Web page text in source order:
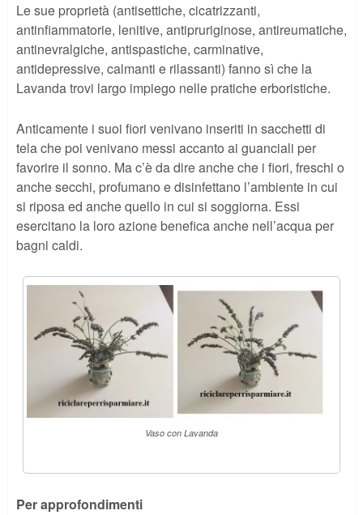
Le sue proprietà (antisettiche, cicatrizzanti,
antinfiammatorie, lenitive, antipruriginose, antireumatiche,
antinevralgiche, antispastiche, carminative,
antidepressive, calmanti e rilassanti) fanno sì che la
Lavanda trovi largo impiego nelle pratiche erboristiche.
Anticamente i suoi fiori venivano inseriti in sacchetti di
tela che poi venivano messi accanto ai guanciali per
favorire il sonno. Ma c’è da dire anche che i fiori, freschi o
anche secchi, profumano e disinfettano l’ambiente in cui
si riposa ed anche quello in cui si soggiorna. Essi
esercitano la loro azione benefica anche nell’acqua per
bagni caldi.
Vaso con Lavanda
Per approfondimenti